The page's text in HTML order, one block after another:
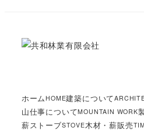
ホームHOME建築について
山仕事についてMOUNTAIN WORK
薪ストーブSTOVE木材・薪販売